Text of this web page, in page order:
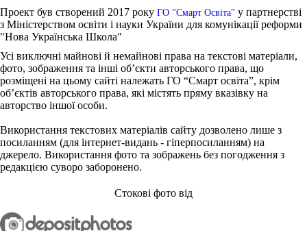
Проект був створений 2017 року ГО "Смарт Освіта" у партнерстві
з Міністерством освіти і науки України для комунікації реформи
"Нова Українська Школа"
Усі виключні майнові й немайнові права на текстові матеріали,
фото, зображення та інші об’єкти авторського права, що
розміщені на цьому сайті належать ГО “Смарт освіта”, крім
об’єктів авторського права, які містять пряму вказівку на
авторство іншої особи.
Використання текстових матеріалів сайту дозволено лише з
посиланням (для інтернет-видань - гіперпосиланням) на
джерело. Використання фото та зображень без погодження з
редакцією суворо заборонено.
Стокові фото від